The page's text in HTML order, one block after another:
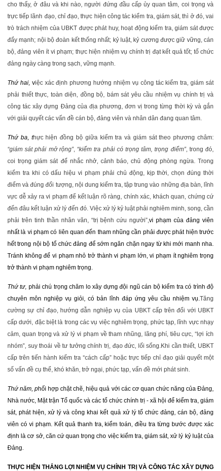
cho thấy, ở đâu và khi nào, người đứng đầu cấp ủy quan tâm, coi trọng và
trực tiếp lãnh đạo, chỉ đạo, thực hiện công tác kiểm tra, giám sát, thì ở đó, vai
trò trách nhiệm của UBKT được phát huy, hoạt động kiểm tra, giám sát được
đẩy mạnh; nội bộ đoàn kết thống nhất; kỷ luật, kỷ cương được giữ vững, cán
bộ, đảng viên ít vi phạm; thực hiện nhiệm vụ chính trị đạt kết quả tốt; tổ chức
đảng ngày càng trong sạch, vững mạnh.
Thứ hai, việc xác định phương hướng nhiệm vụ công tác kiểm tra, giám sát
phải thiết thực, toàn diện, đồng bộ, bám sát yêu cầu nhiệm vụ chính trị và
công tác xây dựng Đảng của địa phương, đơn vị trong từng thời kỳ và gắn
với giải quyết các vấn đề cán bộ, đảng viên và nhân dân đang quan tâm.
Thứ ba, thực hiện đồng bộ giữa kiểm tra và giám sát theo phương châm:
“giám sát phải mở rộng”, “kiểm tra phải có trọng tâm, trọng điểm”, trong đó,
coi trọng giám sát để nhắc nhở, cảnh báo, chủ động phòng ngừa. Trong
kiểm tra khi có dấu hiệu vi phạm phải chủ động, kịp thời, chọn đúng thời
điểm và đúng đối tượng, nội dung kiểm tra, tập trung vào những địa bàn, lĩnh
vực dễ xảy ra vi phạm để kết luận rõ ràng, chính xác, khách quan, chứng cứ
đến đâu kết luận xử lý đến đó. Việc xử lý kỷ luật phải nghiêm minh, song, cần
phải trên tinh thần nhân văn, “trị bệnh cứu người”,vi phạm của đảng viên
nhất là vi phạm có liên quan đến tham nhũng cần phải được phát hiện trước
hết trong nội bộ tổ chức đảng để sớm ngăn chặn ngay từ khi mới manh nha.
Tránh không để vi phạm nhỏ trở thành vi phạm lớn, vi phạm ít nghiêm trọng
trở thành vi phạm nghiêm trọng.
Thứ tư, phải chú trọng chăm lo xây dựng đội ngũ cán bộ kiểm tra có trình độ
chuyên môn nghiệp vụ giỏi, có bản lĩnh đáp ứng yêu cầu nhiệm vụ.Tăng
cường sự chỉ đạo, hướng dẫn nghiệp vụ của UBKT cấp trên đối với UBKT
cấp dưới, đặc biệt là trong các vụ việc nghiêm trọng, phức tạp, lĩnh vực nhạy
cảm, quan trọng và xử lý vi phạm về tham nhũng, lãng phí, tiêu cực, “lợi ích
nhóm”, suy thoái về tư tưởng chính trị, đạo đức, lối sống.Khi cần thiết, UBKT
cấp trên tiến hành kiểm tra “cách cấp” hoặc trực tiếp chỉ đạo giải quyết một
số vấn đề cụ thể, khó khăn, trở ngại, phức tạp, vấn đề mới phát sinh.
Thứ năm,phối hợp chặt chẽ, hiệu quả với các cơ quan chức năng của Đảng,
Nhà nước, Mặt trận Tổ quốc và các tổ chức chính trị - xã hội để kiểm tra, giám
sát, phát hiện, xử lý và công khai kết quả xử lý tổ chức đảng, cán bộ, đảng
viên có vi phạm. Kết quả thanh tra, kiểm toán, điều tra từng bước được xác
định là cơ sở, căn cứ quan trọng cho việc kiểm tra, giám sát, xử lý kỷ luật của
Đảng.
THỰC HIỆN THẮNG LỢI NHIỆM VỤ CHÍNH TRỊ VÀ CÔNG TÁC XÂY DỰNG